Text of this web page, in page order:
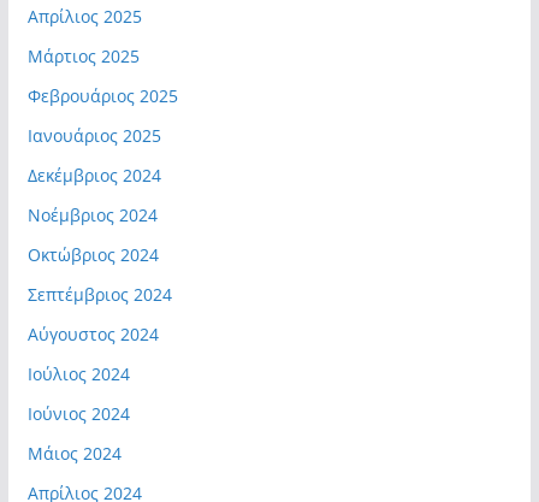
Απρίλιος 2025
Μάρτιος 2025
Φεβρουάριος 2025
Ιανουάριος 2025
Δεκέμβριος 2024
Νοέμβριος 2024
Οκτώβριος 2024
Σεπτέμβριος 2024
Αύγουστος 2024
Ιούλιος 2024
Ιούνιος 2024
Μάιος 2024
Απρίλιος 2024